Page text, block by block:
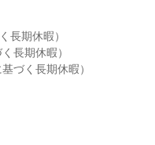
長期休暇）
長期休暇）
づく長期休暇）